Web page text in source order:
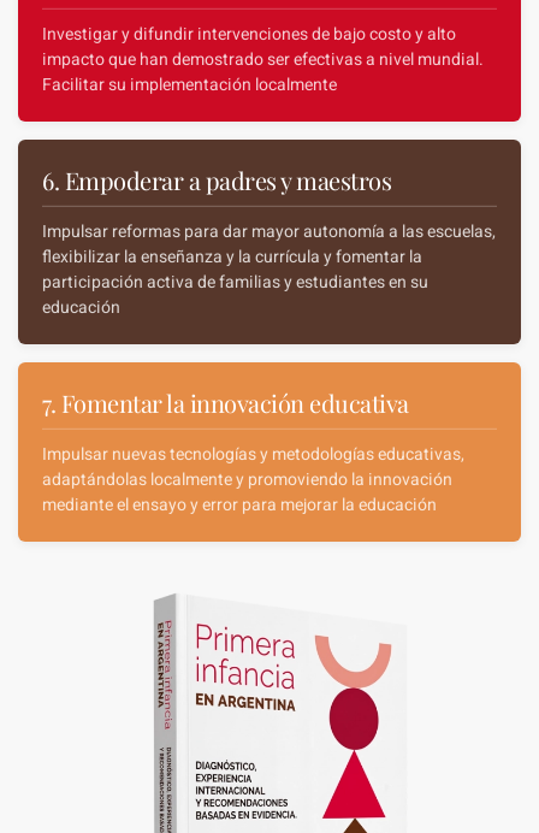
Investigar y difundir intervenciones de bajo costo y alto
impacto que han demostrado ser efectivas a nivel mundial.
Facilitar su implementación localmente
6. Empoderar a padres y maestros
Impulsar reformas para dar mayor autonomía a las escuelas,
flexibilizar la enseñanza y la currícula y fomentar la
participación activa de familias y estudiantes en su
educación
7. Fomentar la innovación educativa
Impulsar nuevas tecnologías y metodologías educativas,
adaptándolas localmente y promoviendo la innovación
mediante el ensayo y error para mejorar la educación